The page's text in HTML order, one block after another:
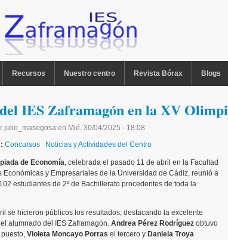
Recursos Nuestro centro Revista Bórax Blogs
IES Zaframagón en la XV
julio_masegosa en Mié, 30/04/2025 - 18:08
Concursos Noticias y Actividades del Centro
de Economía, celebrada el pasado 11 de abril en la Facultad
Económicas y Empresariales de la Universidad de Cádiz, reunió a
estudiantes de 2º de Bachillerato procedentes de toda la
se hicieron públicos los resultados, destacando la excelente
alumnado del IES Zaframagón. Andrea Pérez Rodríguez obtuvo
Violeta Moncayo Porras el tercero y Daniela Troya